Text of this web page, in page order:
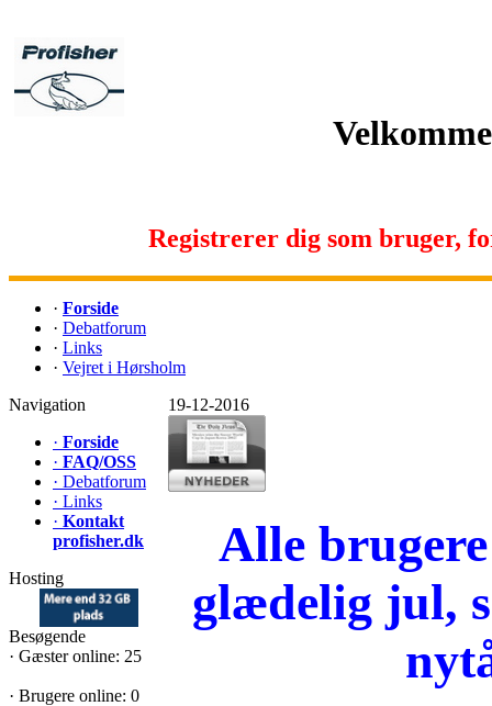
Registrerer dig som bruger,
· Forside
· Debatforum
· Links
· Vejret i Hørsholm
Navigation
· Forside
· FAQ/OSS
· Debatforum
· Links
· Kontakt
profisher.dk
Hosting
Besøgende
· Gæster online: 25
· Brugere online: 0
19-12-2016
Alle
glædelig jul,